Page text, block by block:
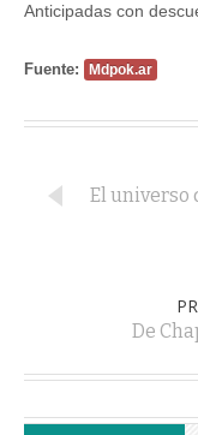
Anticipadas con
Fuente: Mdpok.ar
El universo
De